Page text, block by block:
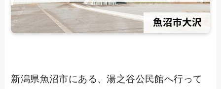
新潟県魚沼市にある、湯之谷公民館へ行って